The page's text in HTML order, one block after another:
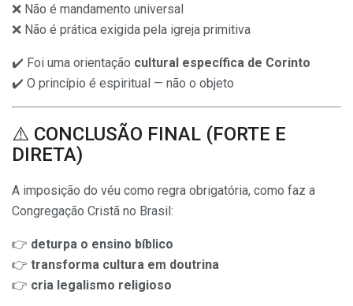
❌ Não é mandamento universal
❌ Não é prática exigida pela igreja primitiva
✔️ Foi uma orientação cultural específica de Corinto
✔️ O princípio é espiritual — não o objeto
⚠️ CONCLUSÃO FINAL (FORTE E
DIRETA)
A imposição do véu como regra obrigatória, como faz a
Congregação Cristã no Brasil:
👉 deturpa o ensino bíblico
👉 transforma cultura em doutrina
👉 cria legalismo religioso